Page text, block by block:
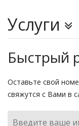
Услуги
Листовки
Дисконтные
Вывески
Сувенирная
Быстрый
Оставьте свой
свяжутся с Вами в